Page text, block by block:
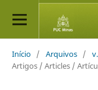
Início / Arquivos /
Artigos / Articles /